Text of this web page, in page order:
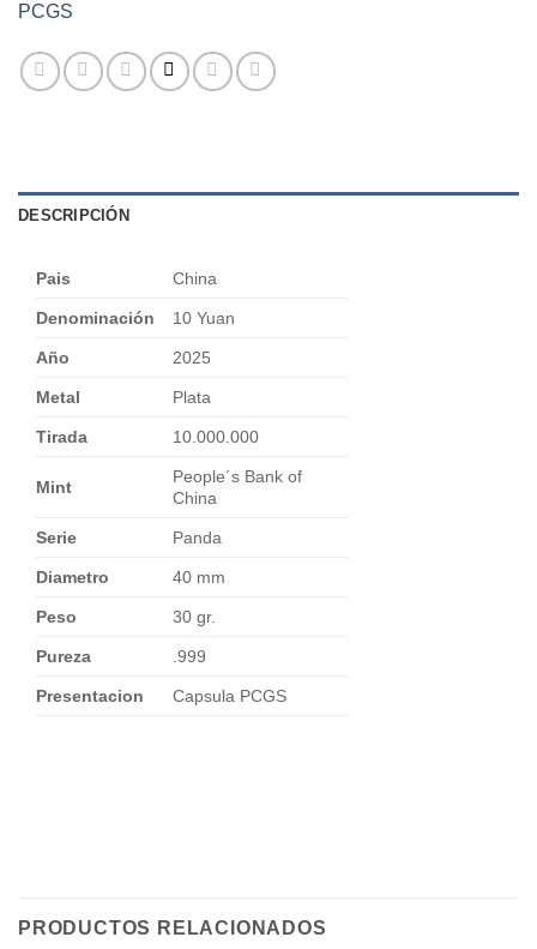
PCGS
DESCRIPCIÓN
Pais China
Denominación 10 Yuan
Año 2025
Metal Plata
Tirada 10.000.000
Mint
People´s Bank of
China
Serie Panda
Diametro 40 mm
Peso 30 gr.
Pureza .999
Presentacion Capsula PCGS
PRODUCTOS RELACIONADOS